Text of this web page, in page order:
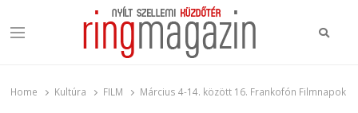
Menu
Home Kultúra FILM Március 4-14. között 16. Frankofón Filmnapok